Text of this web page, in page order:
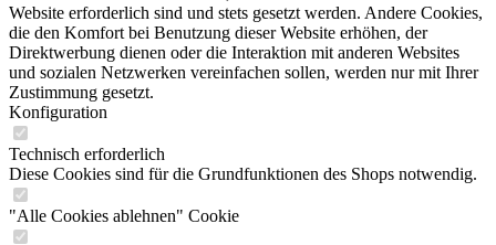
Website erforderlich sind und stets gesetzt werden. Andere Cookies,
die den Komfort bei Benutzung dieser Website erhöhen, der
Direktwerbung dienen oder die Interaktion mit anderen Websites
und sozialen Netzwerken vereinfachen sollen, werden nur mit Ihrer
Zustimmung gesetzt.
Konfiguration
Technisch erforderlich
Diese Cookies sind für die Grundfunktionen des Shops notwendig.
"Alle Cookies ablehnen" Cookie